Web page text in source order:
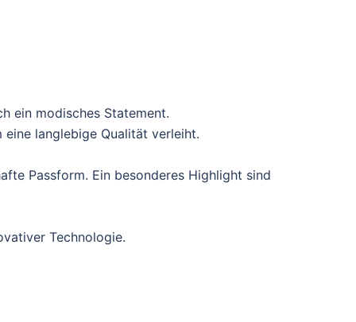
ein modisches Statement.
langlebige Qualität verleiht.
Passform. Ein besonderes Highlight sind
Technologie.